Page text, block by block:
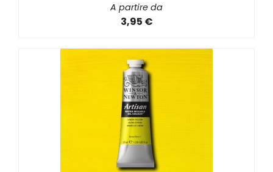
A partire da
3,95 €